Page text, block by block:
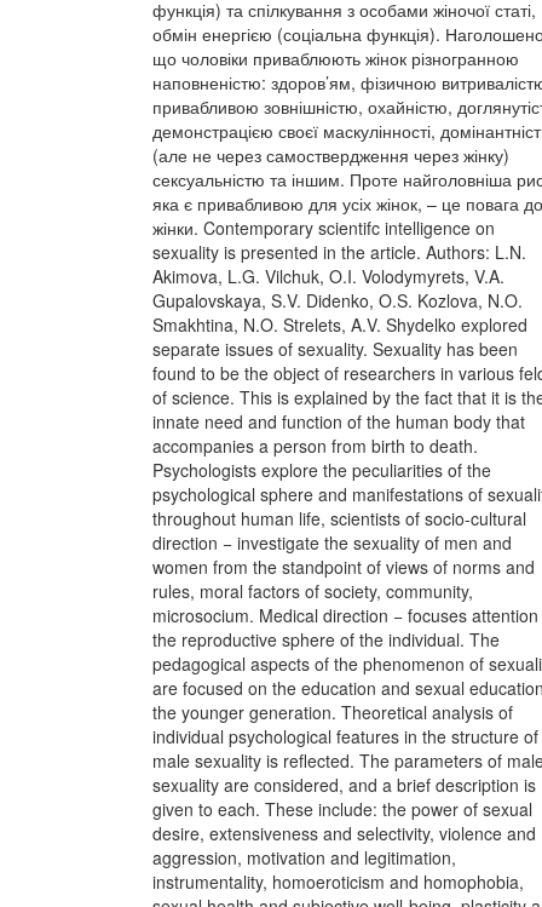
функція) та спілкування з особами жіночої статі,
обмін енергією (соціальна функція).
що чоловіки приваблюють жінок різногранною
наповненістю: здоров’ям, фізичною
привабливою зовнішністю, охайністю,
демонстрацією своєї маскулінності,
(але не через самоствердження через жінку)
сексуальністю та іншим. Проте найголовніша
яка є привабливою для усіх жінок, – це повага до
жінки. Contemporary scientifc intelligence on
sexuality is presented in the article. Authors: L.N.
Akimova, L.G. Vilchuk, O.I. Volodymyrets, V.A.
Gupalovskaya, S.V. Didenko, O.S. Kozlova, N.O.
Smakhtina, N.O. Strelets, A.V. Shydelko explored
separate issues of sexuality. Sexuality has been
found to be the object of researchers in various
of science. This is explained by the fact that it is
innate need and function of the human body that
accompanies a person from birth to death.
Psychologists explore the peculiarities of the
psychological sphere and manifestations of
throughout human life, scientists of socio-cultural
direction − investigate the sexuality of men and
women from the standpoint of views of norms and
rules, moral factors of society, community,
microsocium. Medical direction − focuses
the reproductive sphere of the individual. The
pedagogical aspects of the phenomenon of
are focused on the education and sexual
the younger generation. Theoretical analysis of
individual psychological features in the structure of
male sexuality is reﬂected. The parameters of
sexuality are considered, and a brief description is
given to each. These include: the power of sexual
desire, extensiveness and selectivity, violence and
aggression, motivation and legitimation,
instrumentality, homoeroticism and homophobia,